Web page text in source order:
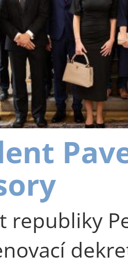
republiky